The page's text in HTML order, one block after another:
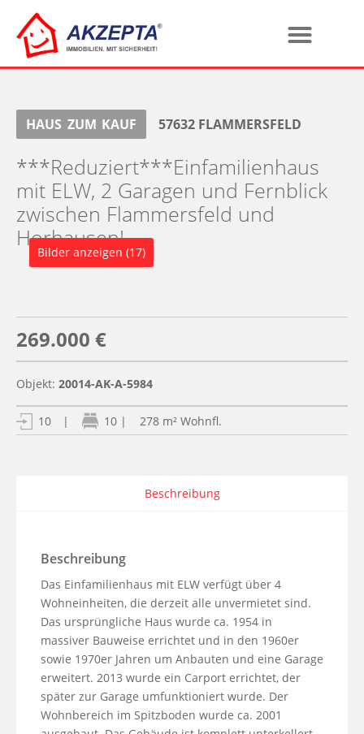
HAUS ZUM KAUF 57632 FLAMMERSFELD
***Reduziert***Einfamilienhaus
mit ELW, 2 Garagen und Fernblick
zwischen Flammersfeld und
Horhausen!
Bilder anzeigen (17)
269.000 €
Objekt: 20014-AK-A-5984
10 | 10 | 278 m² Wohnfl.
Beschreibung
Beschreibung
Das Einfamilienhaus mit ELW verfügt über 4
Wohneinheiten, die derzeit alle unvermietet sind.
Das ursprüngliche Haus wurde ca. 1954 in
massiver Bauweise errichtet und in den 1960er
sowie 1970er Jahren um Anbauten und eine Garage
erweitert. 2013 wurde ein Carport errichtet, der
später zur Garage umfunktioniert wurde. Der
Wohnbereich im Spitzboden wurde ca. 2001